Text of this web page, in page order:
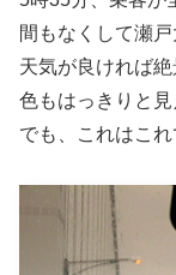
間もなくして瀬戸
天気が良ければ
色もはっきりと見
でも、これはこ